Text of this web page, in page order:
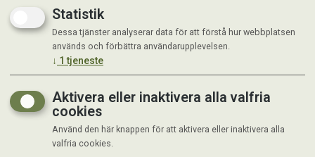
Statistik
Dessa tjänster analyserar data för att förstå hur webbplatsen
används och förbättra användarupplevelsen.
↓ 1 tjeneste
Aktivera eller inaktivera alla valfria
cookies
Använd den här knappen för att aktivera eller inaktivera alla
valfria cookies.